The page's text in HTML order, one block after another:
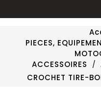
PIECES,
ACCESSOIRES
CROCHET TIRE-